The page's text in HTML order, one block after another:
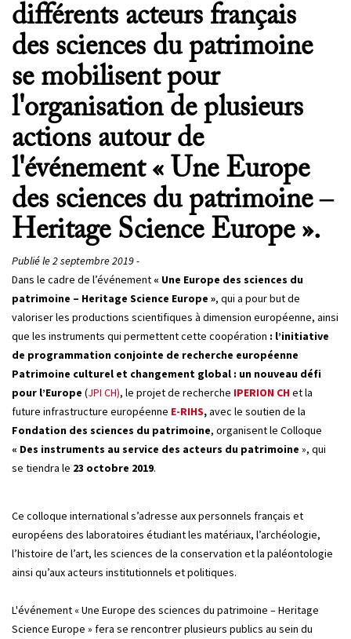
différents acteurs français
des sciences du patrimoine
se mobilisent pour
l'organisation de plusieurs
actions autour de
l'événement « Une Europe
des sciences du patrimoine –
Heritage Science Europe ».
Publié le 2 septembre 2019 -
Dans le cadre de l’événement « Une Europe des sciences du
patrimoine – Heritage Science Europe », qui a pour but de
valoriser les productions scientifiques à dimension européenne, ainsi
que les instruments qui permettent cette coopération : l’initiative
de programmation conjointe de recherche européenne
Patrimoine culturel et changement global : un nouveau défi
pour l’Europe (JPI CH), le projet de recherche IPERION CHet la
future infrastructure européenne E-RIHS,avec le soutien de la
Fondation des sciences du patrimoine, organisent le Colloque
« Des instruments au service des acteurs du patrimoine », qui
se tiendra le 23 octobre 2019.
Ce colloque international s’adresse aux personnels français et
européens des laboratoires étudiant les matériaux, l’archéologie,
l’histoire de l’art, les sciences de la conservation et la paléontologie
ainsi qu’aux acteurs institutionnels et politiques.
L'événement « Une Europe des sciences du patrimoine – Heritage
Science Europe » fera se rencontrer plusieurs publics au sein du